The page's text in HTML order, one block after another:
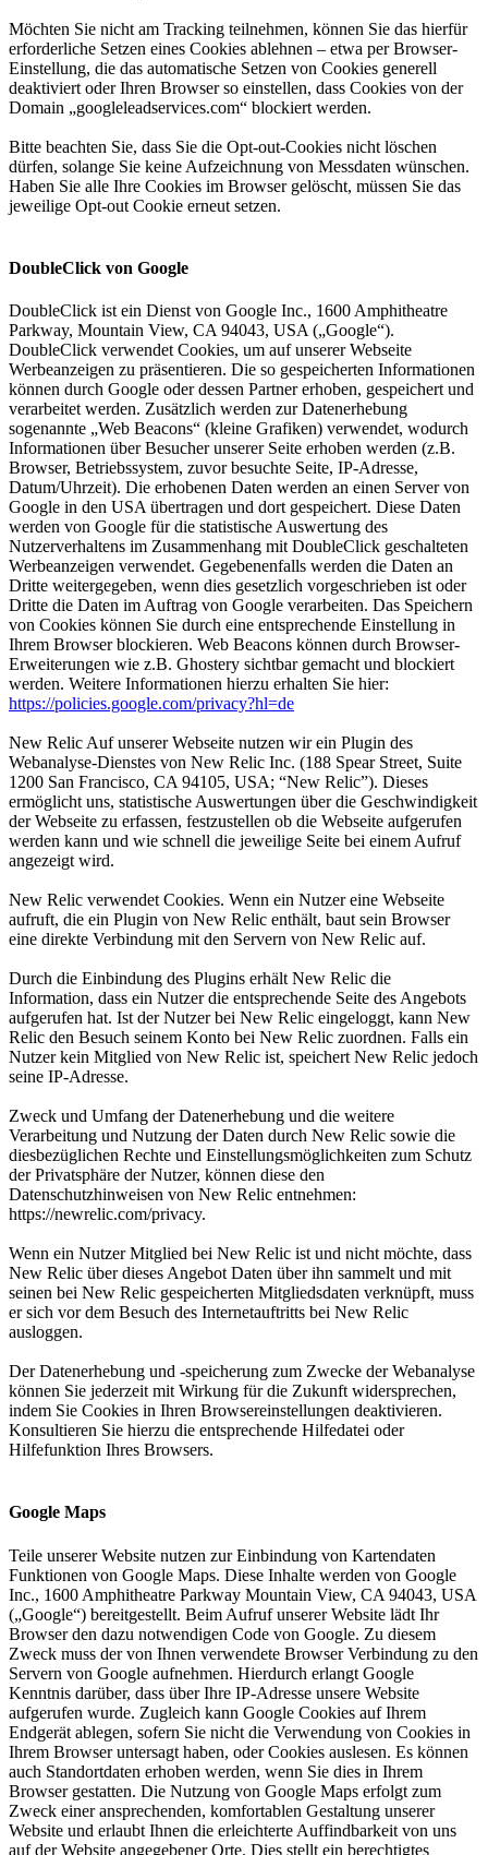
Möchten Sie nicht am Tracking teilnehmen, können Sie das hierfür
erforderliche Setzen eines Cookies ablehnen – etwa per Browser-
Einstellung, die das automatische Setzen von Cookies generell
deaktiviert oder Ihren Browser so einstellen, dass Cookies von der
Domain „googleleadservices.com“ blockiert werden.
Bitte beachten Sie, dass Sie die Opt-out-Cookies nicht löschen
dürfen, solange Sie keine Aufzeichnung von Messdaten wünschen.
Haben Sie alle Ihre Cookies im Browser gelöscht, müssen Sie das
jeweilige Opt-out Cookie erneut setzen.
DoubleClick von Google
DoubleClick ist ein Dienst von Google Inc., 1600 Amphitheatre
Parkway, Mountain View, CA 94043, USA („Google“).
DoubleClick verwendet Cookies, um auf unserer Webseite
Werbeanzeigen zu präsentieren. Die so gespeicherten Informationen
können durch Google oder dessen Partner erhoben, gespeichert und
verarbeitet werden. Zusätzlich werden zur Datenerhebung
sogenannte „Web Beacons“ (kleine Grafiken) verwendet, wodurch
Informationen über Besucher unserer Seite erhoben werden (z.B.
Browser, Betriebssystem, zuvor besuchte Seite, IP-Adresse,
Datum/Uhrzeit). Die erhobenen Daten werden an einen Server von
Google in den USA übertragen und dort gespeichert. Diese Daten
werden von Google für die statistische Auswertung des
Nutzerverhaltens im Zusammenhang mit DoubleClick geschalteten
Werbeanzeigen verwendet. Gegebenenfalls werden die Daten an
Dritte weitergegeben, wenn dies gesetzlich vorgeschrieben ist oder
Dritte die Daten im Auftrag von Google verarbeiten. Das Speichern
von Cookies können Sie durch eine entsprechende Einstellung in
Ihrem Browser blockieren. Web Beacons können durch Browser-
Erweiterungen wie z.B. Ghostery sichtbar gemacht und blockiert
werden. Weitere Informationen hierzu erhalten Sie hier:
https://policies.google.com/privacy?hl=de
New Relic Auf unserer Webseite nutzen wir ein Plugin des
Webanalyse-Dienstes von New Relic Inc. (188 Spear Street, Suite
1200 San Francisco, CA 94105, USA; “New Relic”). Dieses
ermöglicht uns, statistische Auswertungen über die Geschwindigkeit
der Webseite zu erfassen, festzustellen ob die Webseite aufgerufen
werden kann und wie schnell die jeweilige Seite bei einem Aufruf
angezeigt wird.
New Relic verwendet Cookies. Wenn ein Nutzer eine Webseite
aufruft, die ein Plugin von New Relic enthält, baut sein Browser
eine direkte Verbindung mit den Servern von New Relic auf.
Durch die Einbindung des Plugins erhält New Relic die
Information, dass ein Nutzer die entsprechende Seite des Angebots
aufgerufen hat. Ist der Nutzer bei New Relic eingeloggt, kann New
Relic den Besuch seinem Konto bei New Relic zuordnen. Falls ein
Nutzer kein Mitglied von New Relic ist, speichert New Relic jedoch
seine IP-Adresse.
Zweck und Umfang der Datenerhebung und die weitere
Verarbeitung und Nutzung der Daten durch New Relic sowie die
diesbezüglichen Rechte und Einstellungsmöglichkeiten zum Schutz
der Privatsphäre der Nutzer, können diese den
Datenschutzhinweisen von New Relic entnehmen:
https://newrelic.com/privacy.
Wenn ein Nutzer Mitglied bei New Relic ist und nicht möchte, dass
New Relic über dieses Angebot Daten über ihn sammelt und mit
seinen bei New Relic gespeicherten Mitgliedsdaten verknüpft, muss
er sich vor dem Besuch des Internetauftritts bei New Relic
ausloggen.
Der Datenerhebung und -speicherung zum Zwecke der Webanalyse
können Sie jederzeit mit Wirkung für die Zukunft widersprechen,
indem Sie Cookies in Ihren Browsereinstellungen deaktivieren.
Konsultieren Sie hierzu die entsprechende Hilfedatei oder
Hilfefunktion Ihres Browsers.
Google Maps
Teile unserer Website nutzen zur Einbindung von Kartendaten
Funktionen von Google Maps. Diese Inhalte werden von Google
Inc., 1600 Amphitheatre Parkway Mountain View, CA 94043, USA
(„Google“) bereitgestellt. Beim Aufruf unserer Website lädt Ihr
Browser den dazu notwendigen Code von Google. Zu diesem
Zweck muss der von Ihnen verwendete Browser Verbindung zu den
Servern von Google aufnehmen. Hierdurch erlangt Google
Kenntnis darüber, dass über Ihre IP-Adresse unsere Website
aufgerufen wurde. Zugleich kann Google Cookies auf Ihrem
Endgerät ablegen, sofern Sie nicht die Verwendung von Cookies in
Ihrem Browser untersagt haben, oder Cookies auslesen. Es können
auch Standortdaten erhoben werden, wenn Sie dies in Ihrem
Browser gestatten. Die Nutzung von Google Maps erfolgt zum
Zweck einer ansprechenden, komfortablen Gestaltung unserer
Website und erlaubt Ihnen die erleichterte Auffindbarkeit von uns
auf der Website angegebener Orte. Dies stellt ein berechtigtes